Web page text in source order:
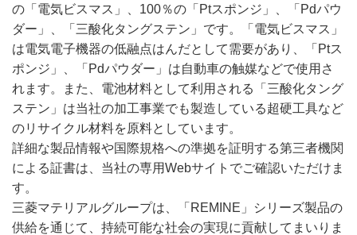
の「電気ビスマス」、100％の「Ptスポンジ」、「Pdパウ
ダー」、「三酸化タングステン」です。「電気ビスマス」
は電気電子機器の低融点はんだとして需要があり、「Ptス
ポンジ」、「Pdパウダー」は自動車の触媒などで使用さ
れます。また、電池材料として利用される「三酸化タング
ステン」は当社の加工事業でも製造している超硬工具など
のリサイクル材料を原料としています。
詳細な製品情報や国際規格への準拠を証明する第三者機関
による証書は、当社の専用Webサイトでご確認いただけま
す。
三菱マテリアルグループは、「REMINE」シリーズ製品の
供給を通じて、持続可能な社会の実現に貢献してまいりま